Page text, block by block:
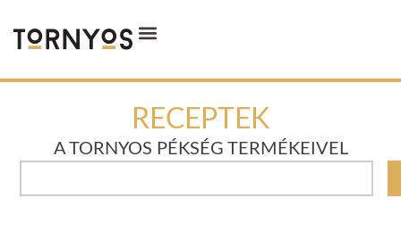
RECEPTEK
A TORNYOS PÉKSÉG TERMÉKEIVEL